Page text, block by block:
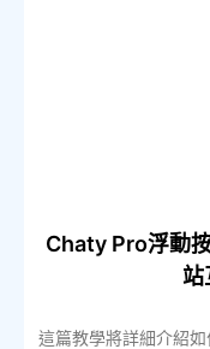
Chaty Pro浮動
站
這篇教學將詳細介紹